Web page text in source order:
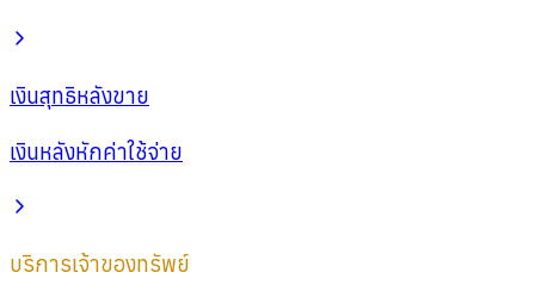
เงินสุทธิหลังขาย
เงินหลังหักค่าใช้จ่าย
บริการเจ้าของทรัพย์